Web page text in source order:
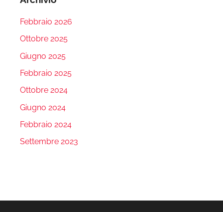
Febbraio 2026
Ottobre 2025
Giugno 2025
Febbraio 2025
Ottobre 2024
Giugno 2024
Febbraio 2024
Settembre 2023